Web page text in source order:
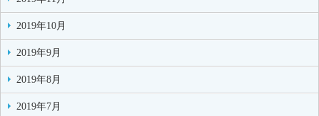
2019年10月
2019年9月
2019年8月
2019年7月